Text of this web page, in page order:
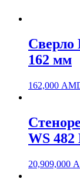
Сверло
162 мм
162,000
WS 482
20,909,000